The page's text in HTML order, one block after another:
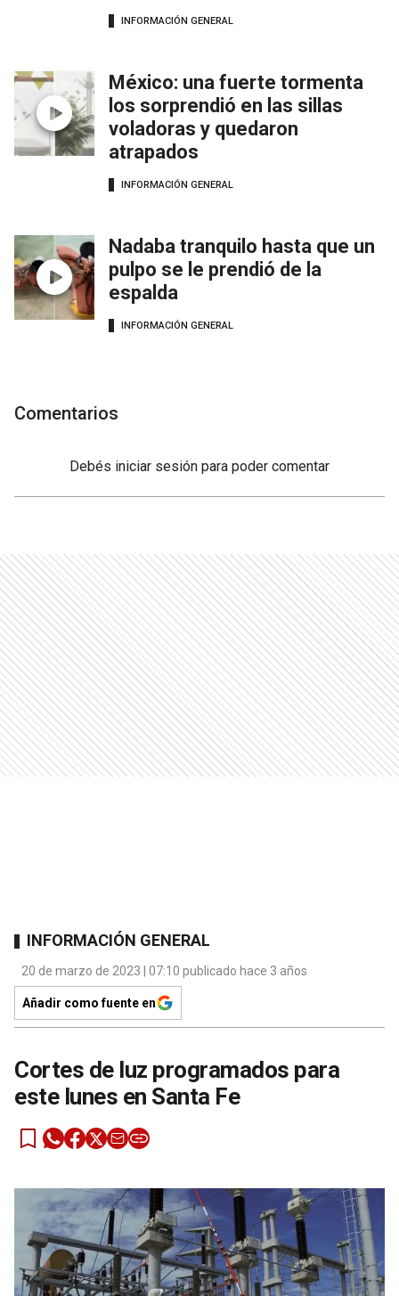
INFORMACIÓN GENERAL
México: una fuerte tormenta
los sorprendió en las sillas
voladoras y quedaron
atrapados
INFORMACIÓN GENERAL
Nadaba tranquilo hasta que un
pulpo se le prendió de la
espalda
INFORMACIÓN GENERAL
Comentarios
Debés iniciar sesión para poder comentar
INFORMACIÓN GENERAL
20 de marzo de 2023 | 07:10 publicado hace 3 años
Añadir como fuente en
Cortes de luz programados para
este lunes en Santa Fe